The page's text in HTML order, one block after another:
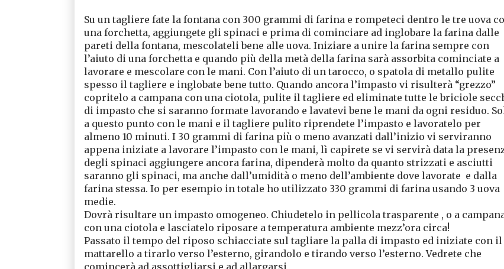
Su un tagliere fate la fontana con 300 grammi di farina e rompeteci dentro le tre uova
una forchetta, aggiungete gli spinaci e prima di cominciare ad inglobare la farina dalle
pareti della fontana, mescolateli bene alle uova. Iniziare a unire la farina sempre con
l’aiuto di una forchetta e quando più della metà della farina sarà assorbita cominciate a
lavorare e mescolare con le mani. Con l’aiuto di un tarocco, o spatola di metallo pulite
spesso il tagliere e inglobate bene tutto. Quando ancora l’impasto vi risulterà “grezzo”
copritelo a campana con una ciotola, pulite il tagliere ed eliminate tutte le briciole
di impasto che si saranno formate lavorando e lavatevi bene le mani da ogni residuo.
a questo punto con le mani e il tagliere pulito riprendete l’impasto e lavoratelo per
almeno 10 minuti. I 30 grammi di farina più o meno avanzati dall’inizio vi serviranno
appena iniziate a lavorare l’impasto con le mani, lì capirete se vi servirà data la
degli spinaci aggiungere ancora farina, dipenderà molto da quanto strizzati e asciutti
saranno gli spinaci, ma anche dall’umidità o meno dell’ambiente dove lavorate e dalla
farina stessa. Io per esempio in totale ho utilizzato 330 grammi di farina usando 3 uova
medie.
Dovrà risultare un impasto omogeneo. Chiudetelo in pellicola trasparente , o a
con una ciotola e lasciatelo riposare a temperatura ambiente mezz’ora circa!
Passato il tempo del riposo schiacciate sul tagliare la palla di impasto ed iniziate con il
mattarello a tirarlo verso l’esterno, girandolo e tirando verso l’esterno. Vedrete che
comincerà ad assottigliarsi e ad allargarsi.